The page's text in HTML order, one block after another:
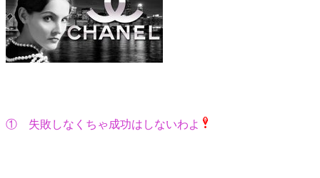
① 失敗しなくちゃ成功はしないわよ